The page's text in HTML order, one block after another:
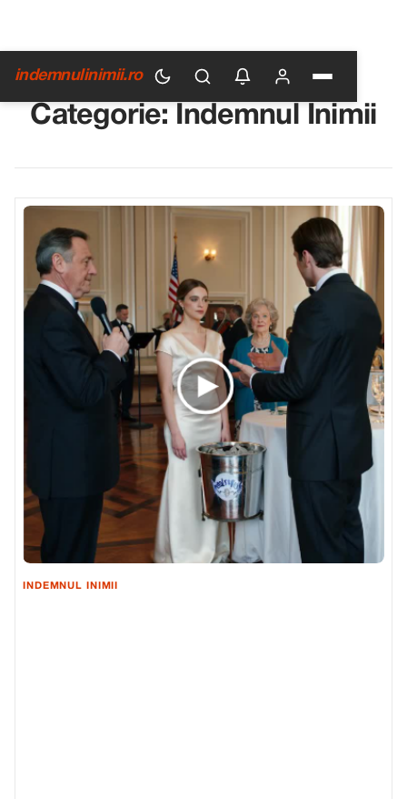
indemnulinimii.ro
Categorie: Indemnul Inimii
INDEMNUL INIMII